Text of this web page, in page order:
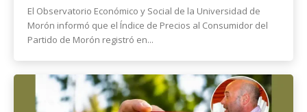
El Observatorio Económico y Social de la Universidad de
Morón informó que el Índice de Precios al Consumidor del
Partido de Morón registró en...